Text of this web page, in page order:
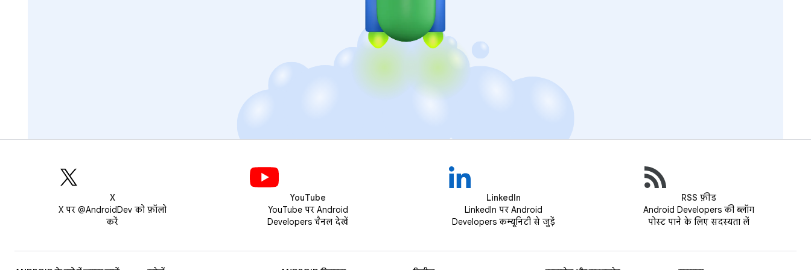
X
X पर @AndroidDev को फ़ॉलो
करें
YouTube
YouTube पर Android
Developers चैनल देखें
LinkedIn
LinkedIn पर Android
Developers कम्यूनिटी से जुड़ें
RSS फ़ीड
Android Developers की ब्लॉग
पोस्ट पाने के लिए सदस्यता लें